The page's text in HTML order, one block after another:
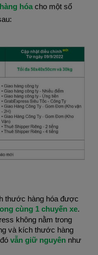
hóa cho một số
thước hàng hóa được
cùng 1 chuyến xe.
không nằm trong
và kích thước hàng
vẫn giữ nguyên như